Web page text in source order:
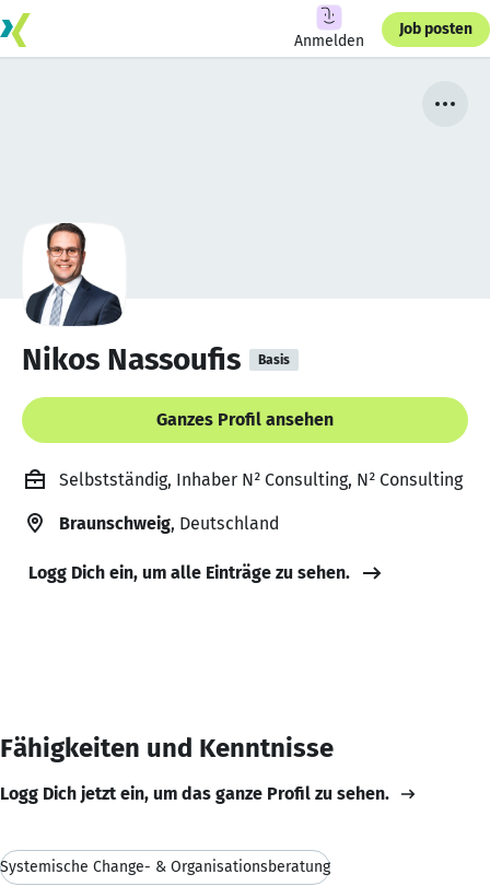
Anmelden
Job posten
Nikos Nassoufis Basis
Ganzes Profil ansehen
Selbstständig, Inhaber N² Consulting, N² Consulting
Braunschweig, Deutschland
Logg Dich ein, um alle Einträge zu sehen.
Fähigkeiten und Kenntnisse
Logg Dich jetzt ein, um das ganze Profil zu sehen.
Systemische Change- & Organisationsberatung